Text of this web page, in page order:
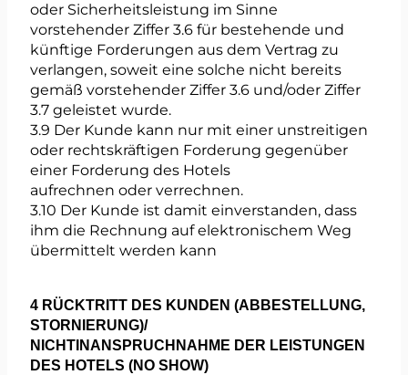
oder Sicherheitsleistung im Sinne
vorstehender Ziffer 3.6 für bestehende und
künftige Forderungen aus dem Vertrag zu
verlangen, soweit eine solche nicht bereits
gemäß vorstehender Ziffer 3.6 und/oder Ziffer
3.7 geleistet wurde.
3.9 Der Kunde kann nur mit einer unstreitigen
oder rechtskräftigen Forderung gegenüber
einer Forderung des Hotels
aufrechnen oder verrechnen.
3.10 Der Kunde ist damit einverstanden, dass
ihm die Rechnung auf elektronischem Weg
übermittelt werden kann
4 RÜCKTRITT DES KUNDEN (ABBESTELLUNG,
STORNIERUNG)/
NICHTINANSPRUCHNAHME DER LEISTUNGEN
DES HOTELS (NO SHOW)